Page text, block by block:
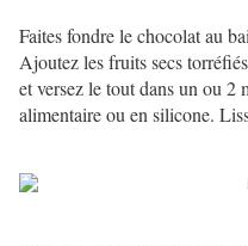
Faites fondre le chocolat au
Ajoutez les fruits secs
et versez le tout dans un ou 2
alimentaire ou en silicone.